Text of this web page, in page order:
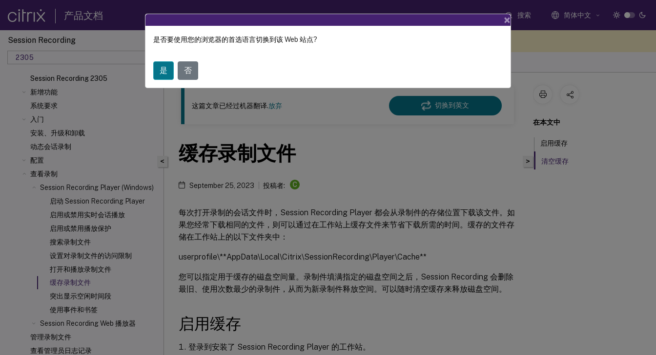
产品文档 搜索 简体中文
Session Recording
2305
Session Recording 2305
新增功能
系统要求
入门
安装、升级和卸载
动态会话录制
配置
查看录制
Session Recording Player (Windows)
启动 Session Recording Player
启用或禁用实时会话播放
启用或禁用播放保护
搜索录制文件
设置对录制文件的访问限制
打开和播放录制文件
缓存录制文件
突出显示空闲时间段
使用事件和书签
Session Recording Web 播放器
管理录制文件
查看管理员日志记录
此内容已经过机器动态翻译。
<
这篇文章已经过机器翻译.放弃 切换到英文
缓存录制文件
September 25, 2023 投稿者: C
每次打开录制的会话文件时，Session Recording Player 都会从录制件的存储位置下载该文件。如
果您经常下载相同的文件，则可以通过在工作站上缓存文件来节省下载所需的时间。缓存的文件存
储在工作站上的以下文件夹中：
userprofile\**AppData\Local\Citrix\SessionRecording\Player\Cache**
您可以指定用于缓存的磁盘空间量。录制件填满指定的磁盘空间之后，Session Recording 会删除
最旧、使用次数最少的录制件，从而为新录制件释放空间。可以随时清空缓存来释放磁盘空间。
启用缓存
登录到安装了 Session Recording Player 的工作站。
>
在本文中
启用缓存
清空缓存
×
是否要使用您的浏览器的首选语言切换到该 Web 站点?
是 否